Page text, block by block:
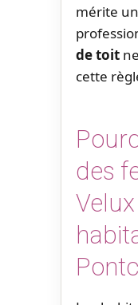
mérite
de toit
cette
des